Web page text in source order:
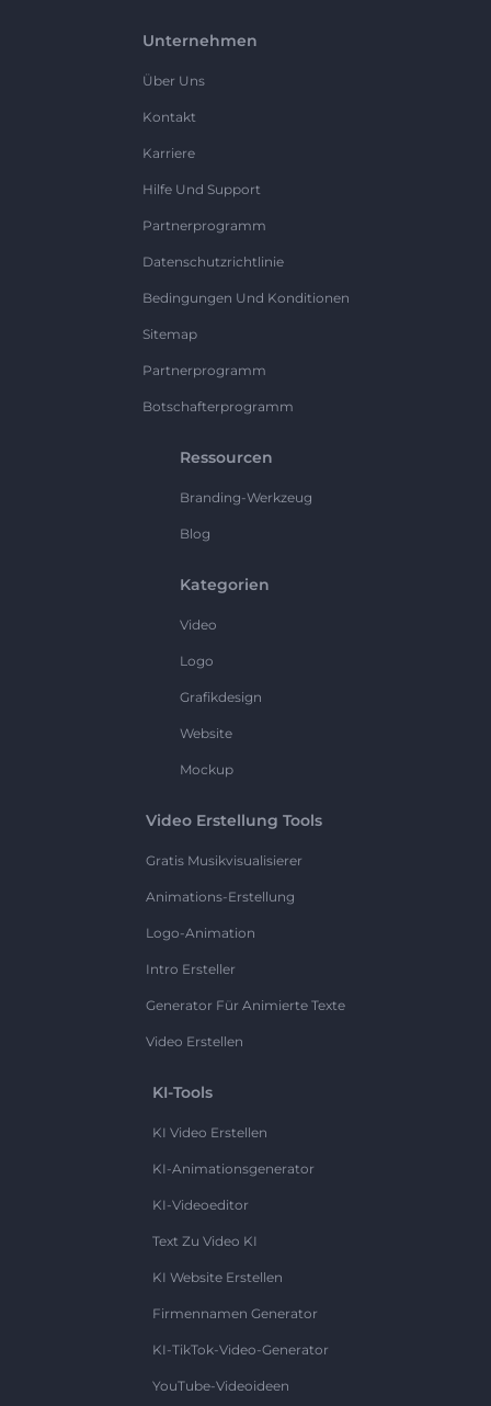
Unternehmen
Über Uns
Kontakt
Karriere
Hilfe Und Support
Partnerprogramm
Datenschutzrichtlinie
Bedingungen Und Konditionen
Sitemap
Partnerprogramm
Botschafterprogramm
Ressourcen
Branding-Werkzeug
Blog
Kategorien
Video
Logo
Grafikdesign
Website
Mockup
Video Erstellung Tools
Gratis Musikvisualisierer
Animations-Erstellung
Logo-Animation
Intro Ersteller
Generator Für Animierte Texte
Video Erstellen
KI-Tools
KI Video Erstellen
KI-Animationsgenerator
KI-Videoeditor
Text Zu Video KI
KI Website Erstellen
Firmennamen Generator
KI-TikTok-Video-Generator
YouTube-Videoideen